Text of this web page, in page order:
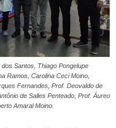
Santos, Thiago Pongelupe
Ramos, Carolina Ceci Moino,
Fernandes, Prof. Deovaldo de
de Salles Penteado, Prof. Áureo
Amaral Moino.